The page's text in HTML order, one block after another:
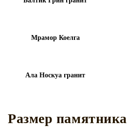
Мрамор Коелга
Ала Носкуа гранит
Размер памятника